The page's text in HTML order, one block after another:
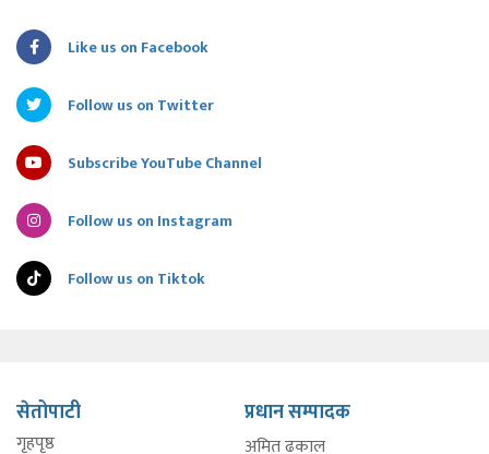
Like us on Facebook
Follow us on Twitter
Subscribe YouTube Channel
Follow us on Instagram
Follow us on Tiktok
सेतोपाटी
गृहपृष्ठ
प्रधान सम्पादक
अमित ढकाल